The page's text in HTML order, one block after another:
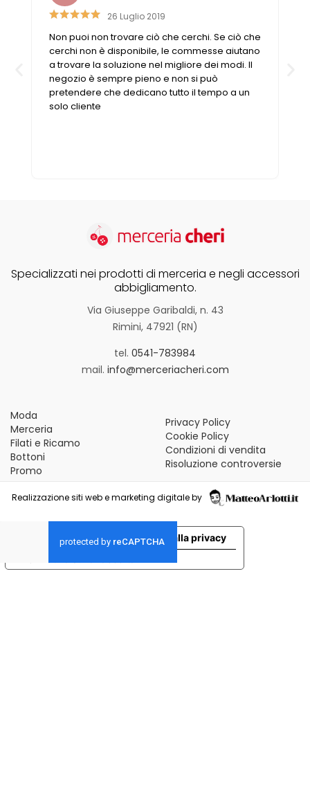
26 Luglio 2019
Non puoi non trovare ciò che cerchi. Se ciò che
cerchi non è disponibile, le commesse aiutano
a trovare la soluzione nel migliore dei modi. Il
negozio è sempre pieno e non si può
pretendere che dedicano tutto il tempo a un
solo cliente
Specializzati nei prodotti di merceria e negli accessori
abbigliamento.
Via Giuseppe Garibaldi, n. 43
Rimini, 47921 (RN)
tel. 0541-783984
mail. info@merceriacheri.com
Moda
Merceria
Filati e Ricamo
Bottoni
Promo
Privacy Policy
Cookie Policy
Condizioni di vendita
Risoluzione controversie
Realizzazione siti web e marketing digitale by
Le tue preferenze relative alla privacy